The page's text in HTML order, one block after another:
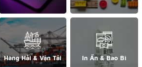
Hàng Hải & Vận Tải In Ấn & Bao Bì